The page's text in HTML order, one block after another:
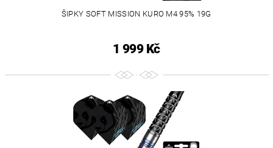
ŠIPKY SOFT MISSION KURO M4 95% 19G
1 999 Kč